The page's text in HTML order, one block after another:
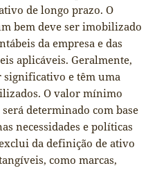
de longo prazo. O
bem deve ser imobilizado
da empresa e das
aplicáveis. Geralmente,
significativo e têm uma
O valor mínimo
determinado com base
necessidades e políticas
da definição de ativo
como marcas,